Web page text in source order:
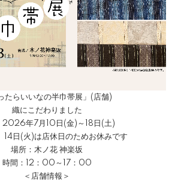
たらいいなの半巾帯展」(店舗)
織にこだわりました
2026年7月10日(金)～18日(土)
14日(火)は店休日のためお休みです
場所：木ノ花 神楽坂
時間：12：00～17：00
＜店舗情報＞